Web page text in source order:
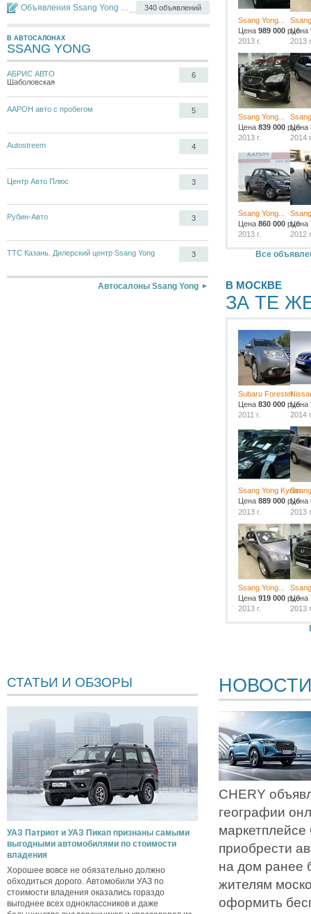
340 объявлений
Объявления Ssang Yong Actyon
В АВТОСАЛОНАХ
SSANG YONG
АБРИС АВТО
Шаболовская
6
ААРОН авто с пробегом 5
Autostreem 4
Центр Авто Плюс 3
Рубин-Авто 3
ТТС Казань. Дилерский центр Ssang Yong 3
Автосалоны Ssang Yong
Ssang Yong...
Цена 989 000 руб.
2013 г.
Цена
2013
Ssang Yong...
Цена 839 000 руб.
2013 г.
Цена
2014
Ssang Yong...
Цена 860 000 руб.
2013 г.
Цена
2012
Все
В МОСКВЕ
ЗА ТЕ
Subaru Forester
Цена 830 000 руб.
2011 г.
Цена
2014
Ssang Yong Kyron
Цена 889 000 руб.
2013 г.
Цена
2013
Ssang Yong...
Цена 919 000 руб.
2013 г.
Цена
2013
СТАТЬИ И ОБЗОРЫ
УАЗ Патриот и УАЗ Пикап признаны самыми
выгодными автомобилями по стоимости
владения
Хорошее вовсе не обязательно должно
обходиться дорого. Автомобили УАЗ по
стоимости владения оказались гораздо
выгоднее всех одноклассников и даже
НОВОСТИ
CHERY
географии
приобрести
на дом ранее
жителям
оформить